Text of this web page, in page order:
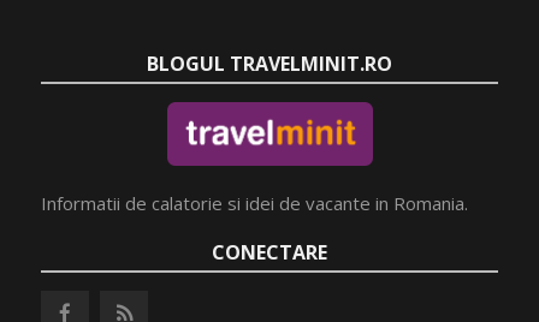
BLOGUL TRAVELMINIT.RO
Informatii de calatorie si idei de vacante in Romania.
CONECTARE